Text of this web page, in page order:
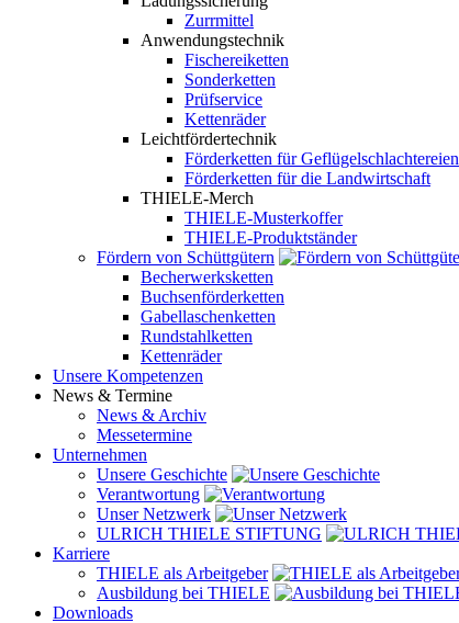
Zurrmittel
Anwendungstechnik
Fischereiketten
Sonderketten
Prüfservice
Kettenräder
Leichtfördertechnik
Förderketten für Geflügelschlachtereien
Förderketten für die Landwirtschaft
THIELE-Merch
THIELE-Musterkoffer
THIELE-Produktständer
Fördern von Schüttgütern
Becherwerksketten
Buchsenförderketten
Gabellaschenketten
Rundstahlketten
Kettenräder
Unsere Kompetenzen
News & Termine
News & Archiv
Messetermine
Unternehmen
Unsere Geschichte
Verantwortung
Unser Netzwerk
ULRICH THIELE STIFTUNG
Karriere
THIELE als Arbeitgeber
Ausbildung bei THIELE
Downloads